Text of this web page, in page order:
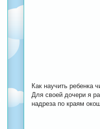
Как научить ребенка
Для своей дочери я
надреза по краям